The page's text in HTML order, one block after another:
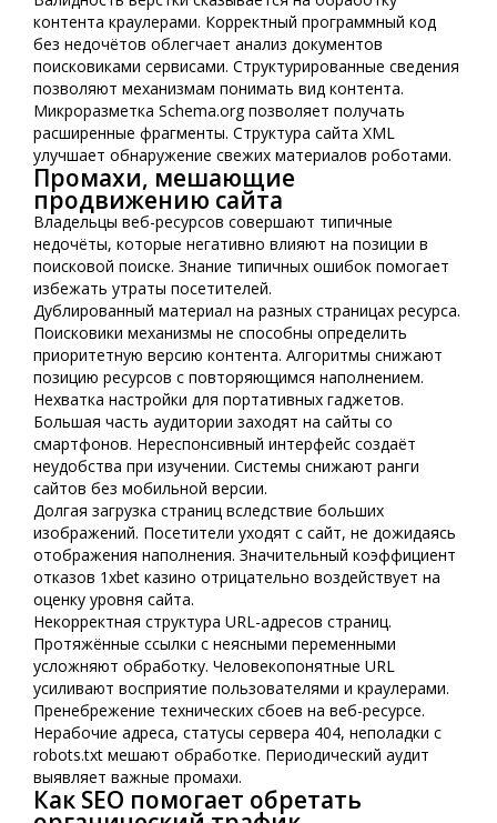
контента краулерами. Корректный программный код
без недочётов облегчает анализ документов
поисковиками сервисами. Структурированные сведения
позволяют механизмам понимать вид контента.
Микроразметка Schema.org позволяет получать
расширенные фрагменты. Структура сайта XML
улучшает обнаружение свежих материалов роботами.
Промахи, мешающие
продвижению сайта
Владельцы веб-ресурсов совершают типичные
недочёты, которые негативно влияют на позиции в
поисковой поиске. Знание типичных ошибок помогает
избежать утраты посетителей.
Дублированный материал на разных страницах ресурса.
Поисковики механизмы не способны определить
приоритетную версию контента. Алгоритмы снижают
позицию ресурсов с повторяющимся наполнением.
Нехватка настройки для портативных гаджетов.
Большая часть аудитории заходят на сайты со
смартфонов. Нереспонсивный интерфейс создаёт
неудобства при изучении. Системы снижают ранги
сайтов без мобильной версии.
Долгая загрузка страниц вследствие больших
изображений. Посетители уходят с сайт, не дожидаясь
отображения наполнения. Значительный коэффициент
отказов 1xbet казино отрицательно воздействует на
оценку уровня сайта.
Некорректная структура URL-адресов страниц.
Протяжённые ссылки с неясными переменными
усложняют обработку. Человекопонятные URL
усиливают восприятие пользователями и краулерами.
Пренебрежение технических сбоев на веб-ресурсе.
Нерабочие адреса, статусы сервера 404, неполадки с
robots.txt мешают обработке. Периодический аудит
выявляет важные промахи.
Как SEO помогает обретать